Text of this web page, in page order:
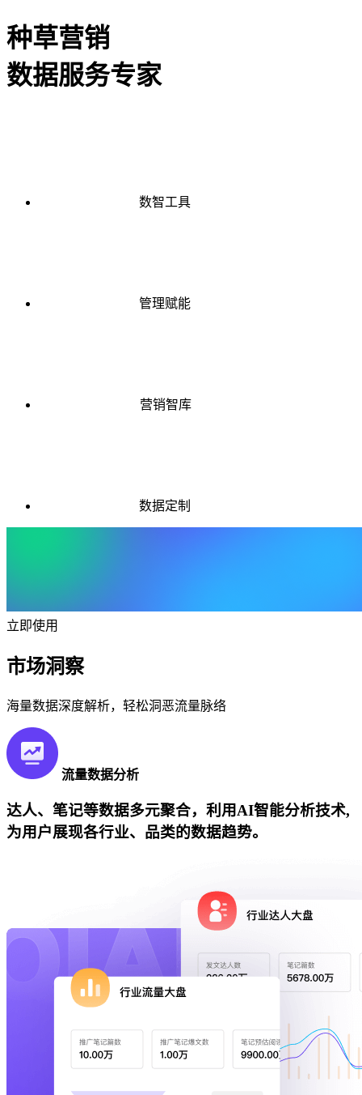
种草营销
数据服务专家
数智工具
管理赋能
营销智库
数据定制
立即使用
市场洞察
海量数据深度解析，轻松洞恶流量脉络
流量数据分析
达人、笔记等数据多元聚合，利用AI智能分析技术,
为用户展现各行业、品类的数据趋势。